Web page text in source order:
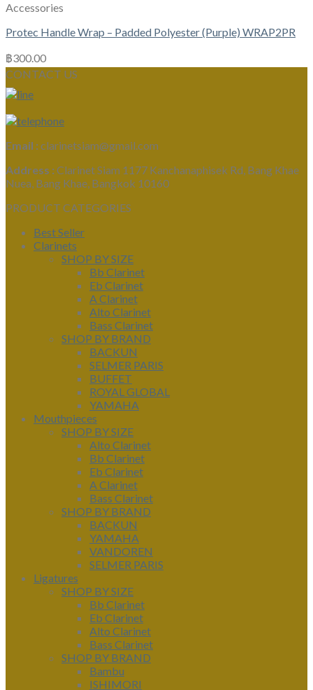
Accessories
Protec Handle Wrap – Padded Polyester (Purple) WRAP2PR
฿300.00
CONTACT US
Email : clarinetsiam@gmail.com
Address : Clarinet Siam 1177 Kanchanaphisek Rd, Bang Khae
Nuea, Bang Khae, Bangkok 10160
PRODUCT CATEGORIES
Best Seller
Clarinets
SHOP BY SIZE
Bb Clarinet
Eb Clarinet
A Clarinet
Alto Clarinet
Bass Clarinet
SHOP BY BRAND
BACKUN
SELMER PARIS
BUFFET
ROYAL GLOBAL
YAMAHA
Mouthpieces
SHOP BY SIZE
Alto Clarinet
Bb Clarinet
Eb Clarinet
A Clarinet
Bass Clarinet
SHOP BY BRAND
BACKUN
YAMAHA
VANDOREN
SELMER PARIS
Ligatures
SHOP BY SIZE
Bb Clarinet
Eb Clarinet
Alto Clarinet
Bass Clarinet
SHOP BY BRAND
Bambu
ISHIMORI